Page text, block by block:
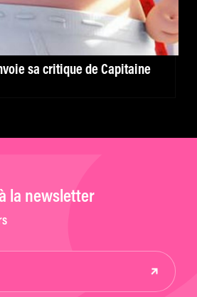
sa critique de Capitaine
la newsletter